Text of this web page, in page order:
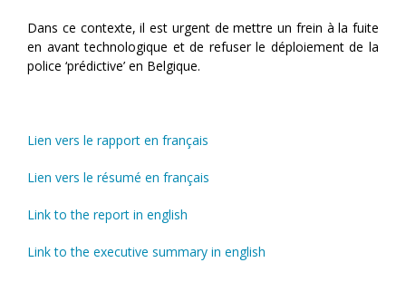
Dans ce contexte, il est urgent de mettre un frein à la fuite
en avant technologique et de refuser le déploiement de la
police ‘prédictive’ en Belgique.
Lien vers le rapport en français
Lien vers le résumé en français
Link to the report in english
Link to the executive summary in english